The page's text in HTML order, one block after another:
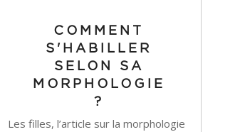
COMMENT
S'HABILLER
SELON SA
MORPHOLOGIE
?
Les filles, l’article sur la morphologie